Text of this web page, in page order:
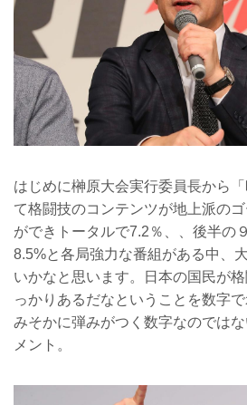
はじめに榊原大会実行委員長から
て格闘技のコンテンツが地上派の
ができトータルで7.2％、、後半の
8.5%と各局強力な番組がある中、
いかなと思います。日本の国民が
っかりあるだなということを数字
みそかに弾みがつく数字なのでは
メント。